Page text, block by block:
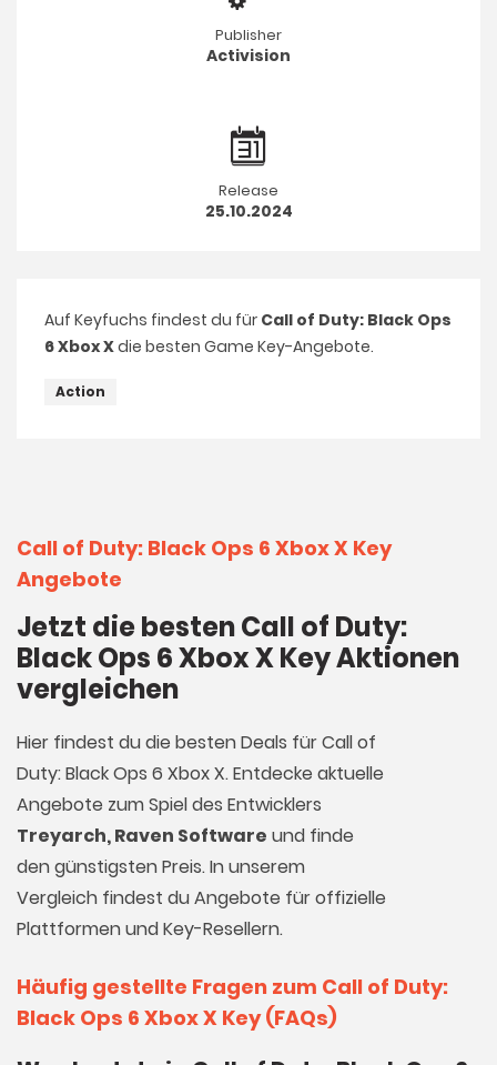
Publisher
Activision
Release
25.10.2024
Auf Keyfuchs findest du für Call of Duty: Black Ops
6 Xbox Xdie besten Game Key-Angebote.
Action
Call of Duty: Black Ops 6 Xbox X Key
Angebote
Jetzt die besten Call of Duty:
Black Ops 6 Xbox X Key Aktionen
vergleichen
Hier findest du die besten Deals für Call of
Duty: Black Ops 6 Xbox X. Entdecke aktuelle
Angebote zum Spiel des Entwicklers
Treyarch, Raven Software und finde
den günstigsten Preis. In unserem
Vergleich findest du Angebote für offizielle
Plattformen und Key-Resellern.
Häufig gestellte Fragen zum Call of Duty:
Black Ops 6 Xbox X Key (FAQs)